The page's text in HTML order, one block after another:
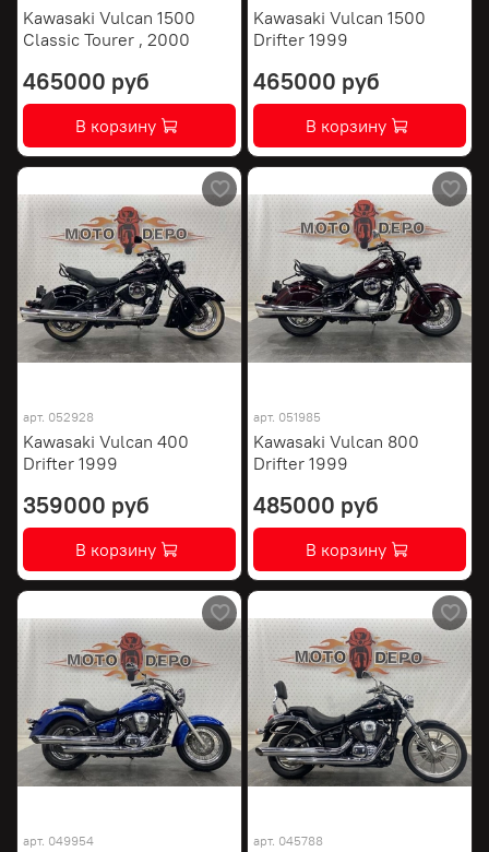
Kawasaki Vulcan 1500
Classic Tourer , 2000
465000 руб
В корзину
Kawasaki Vulcan 1500
Drifter 1999
465000 руб
В корзину
арт. 052928
Kawasaki Vulcan 400
Drifter 1999
359000 руб
В корзину
арт. 051985
Kawasaki Vulcan 800
Drifter 1999
485000 руб
В корзину
арт. 049954 арт. 045788